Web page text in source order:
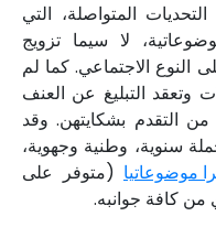
المتواصلة، التي
لا سيما تزويج
النوع الاجتماعي. كما لم
وتعقد التبليغ عن العنف
من التقدم بشكايتهن. وقد
وطنية وجهوية،
موضوعاتيا (متوفر على
من كافة جوانبه.